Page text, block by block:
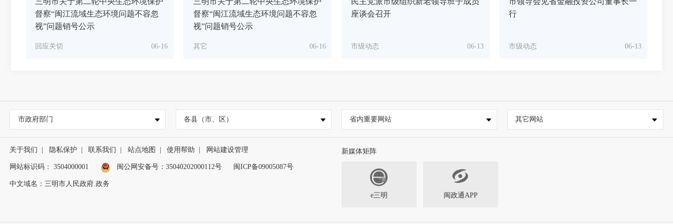
督察“闽江流域生态环境问题不容忽
视”问题销号公示
06-16
回应关切
督察“闽江流域生态环境问题不容忽
视”问题销号公示
06-16
其它
座谈会召开
06-13
市级动态
行
06-13
市级动态
市政府部门 各县（市、区） 省内重要网站 其它网站
关于我们 隐私保护 联系我们 站点地图 使用帮助 网站建设管理
网站标识码： 3504000001 闽公网安备号： 35040202000112号 闽ICP备09005087号
中文域名：三明市人民政府.政务
新媒体矩阵
e三明 闽政通APP